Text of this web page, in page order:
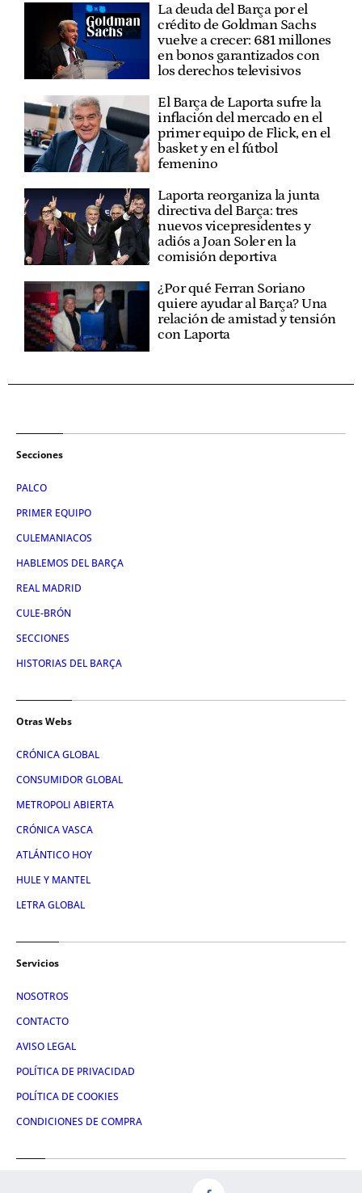
La deuda del Barça por el
crédito de Goldman Sachs
vuelve a crecer: 681 millones
en bonos garantizados con
los derechos televisivos
El Barça de Laporta sufre la
inflación del mercado en el
primer equipo de Flick, en el
basket y en el fútbol
femenino
Laporta reorganiza la junta
directiva del Barça: tres
nuevos vicepresidentes y
adiós a Joan Soler en la
comisión deportiva
¿Por qué Ferran Soriano
quiere ayudar al Barça? Una
relación de amistad y tensión
con Laporta
Secciones
PALCO
PRIMER EQUIPO
CULEMANIACOS
HABLEMOS DEL BARÇA
REAL MADRID
CULE-BRÓN
SECCIONES
HISTORIAS DEL BARÇA
Otras Webs
CRÓNICA GLOBAL
CONSUMIDOR GLOBAL
METROPOLI ABIERTA
CRÓNICA VASCA
ATLÁNTICO HOY
HULE Y MANTEL
LETRA GLOBAL
Servicios
NOSOTROS
CONTACTO
AVISO LEGAL
POLÍTICA DE PRIVACIDAD
POLÍTICA DE COOKIES
CONDICIONES DE COMPRA